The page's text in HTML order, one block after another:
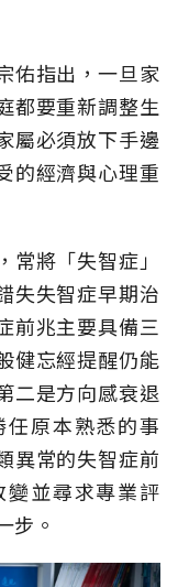
佑指出，一旦家
都要重新調整生
屬必須放下手邊
的經濟與心理重
將「失智症」
失失智症早期治
前兆主要具備三
健忘經提醒仍能
二是方向感衰退
原本熟悉的事
異常的失智症前
並尋求專業評
步。